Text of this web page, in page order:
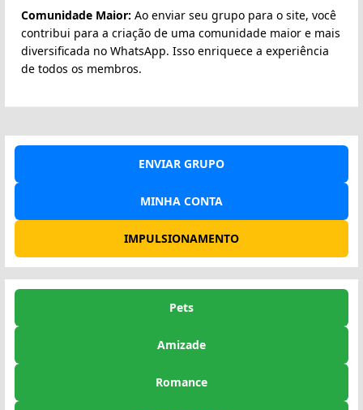
Comunidade Maior: Ao enviar seu grupo para o site, você
contribui para a criação de uma comunidade maior e mais
diversificada no WhatsApp. Isso enriquece a experiência
de todos os membros.
ENVIAR GRUPO
MINHA CONTA
IMPULSIONAMENTO
Pets
Amizade
Romance